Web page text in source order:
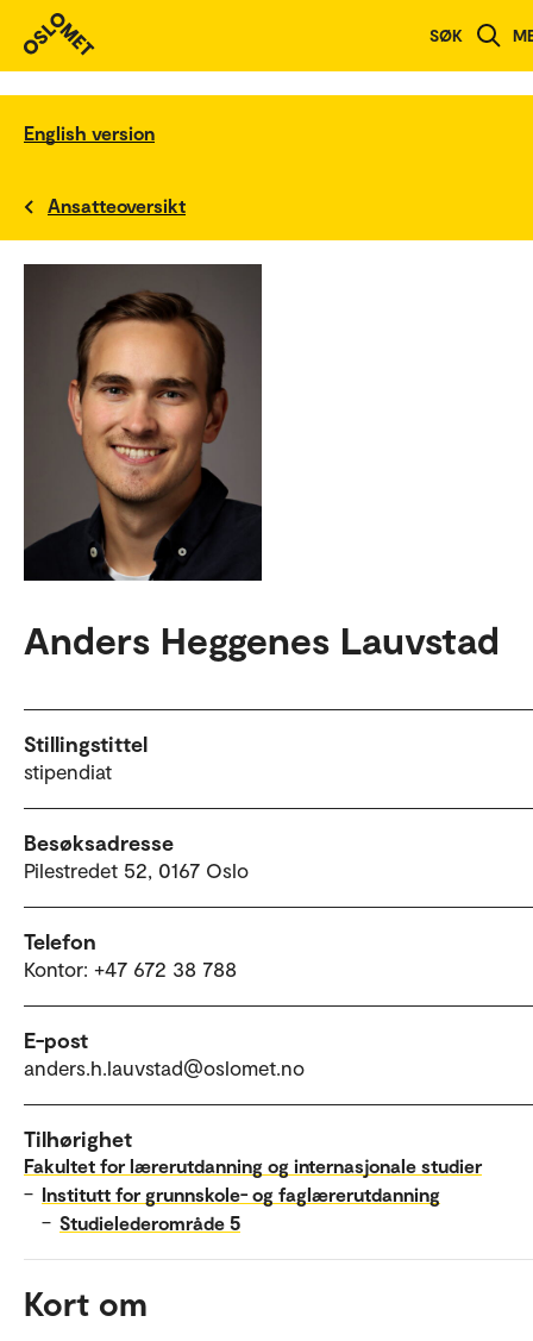
SØK
English version
Ansatteoversikt
Anders Heggenes Lauvstad
Stillingstittel
stipendiat
Besøksadresse
Pilestredet 52, 0167 Oslo
Telefon
Kontor: +47 672 38 788
E-post
anders.h.lauvstad@oslomet.no
Tilhørighet
Fakultet for lærerutdanning og internasjonale studier
– Institutt for grunnskole- og faglærerutdanning
– Studielederområde 5
Kort om